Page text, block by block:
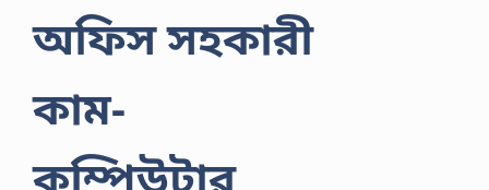
অফিস সহকারী
কাম-
কম্পিউটার